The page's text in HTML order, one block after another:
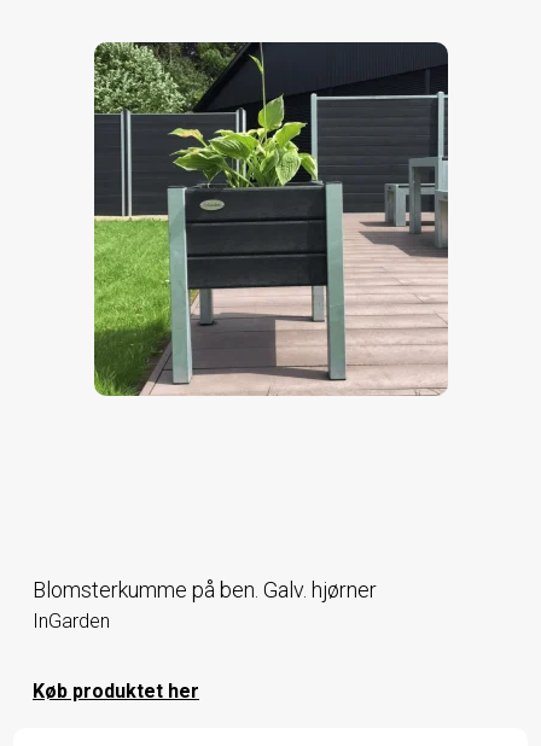
Blomsterkumme på ben. Galv. hjørner
InGarden
Køb produktet her